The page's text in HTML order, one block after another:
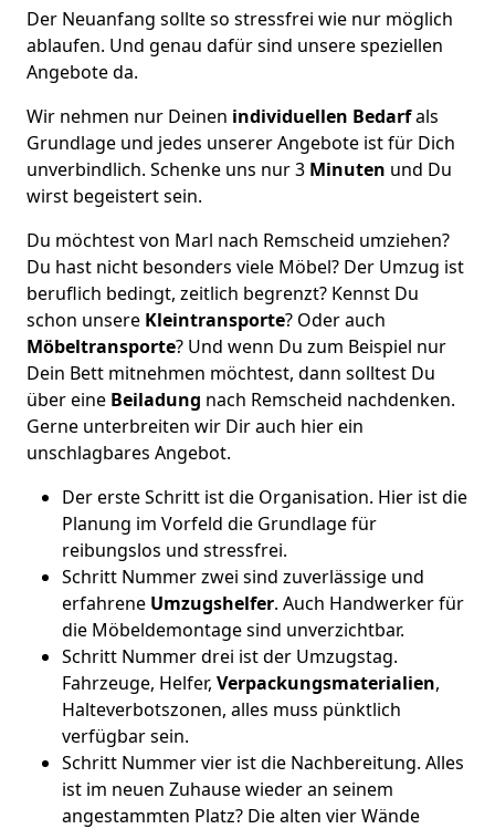
Der Neuanfang sollte so stressfrei wie nur möglich
ablaufen. Und genau dafür sind unsere speziellen
Angebote da.
Wir nehmen nur Deinen individuellen Bedarfals
Grundlage und jedes unserer Angebote ist für Dich
unverbindlich. Schenke uns nur 3 Minuten und Du
wirst begeistert sein.
Du möchtest von Marl nach Remscheid umziehen?
Du hast nicht besonders viele Möbel? Der Umzug ist
beruflich bedingt, zeitlich begrenzt? Kennst Du
schon unsere Kleintransporte? Oder auch
Möbeltransporte? Und wenn Du zum Beispiel nur
Dein Bett mitnehmen möchtest, dann solltest Du
über eine Beiladung nach Remscheid nachdenken.
Gerne unterbreiten wir Dir auch hier ein
unschlagbares Angebot.
Der erste Schritt ist die Organisation. Hier ist die
Planung im Vorfeld die Grundlage für
reibungslos und stressfrei.
Schritt Nummer zwei sind zuverlässige und
erfahrene Umzugshelfer. Auch Handwerker für
die Möbeldemontage sind unverzichtbar.
Schritt Nummer drei ist der Umzugstag.
Fahrzeuge, Helfer, Verpackungsmaterialien,
Halteverbotszonen, alles muss pünktlich
verfügbar sein.
Schritt Nummer vier ist die Nachbereitung. Alles
ist im neuen Zuhause wieder an seinem
angestammten Platz? Die alten vier Wände